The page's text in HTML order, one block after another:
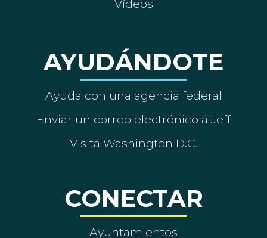
Vídeos
AYUDÁNDOTE
Ayuda con una agencia federal
Enviar un correo electrónico a Jeff
Visita Washington D.C.
CONECTAR
Ayuntamientos